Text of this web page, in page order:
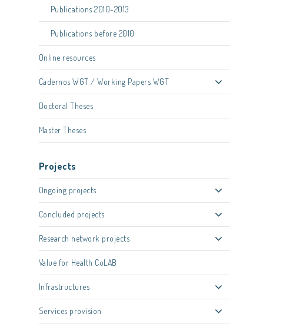
Publications 2010-2013
Publications before 2010
Online resources
Cadernos WGT / Working Papers WGT
Doctoral Theses
Master Theses
Projects
Ongoing projects
Concluded projects
Research network projects
Value for Health CoLAB
Infrastructures
Services provision